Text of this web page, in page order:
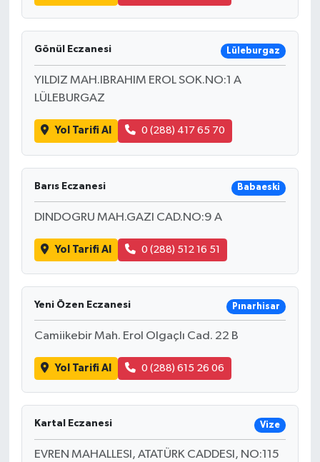
Gönül Eczanesi Lüleburgaz
YILDIZ MAH.IBRAHIM EROL SOK.NO:1 A
LÜLEBURGAZ
Yol Tarifi Al 0 (288) 417 65 70
Barıs Eczanesi Babaeski
DINDOGRU MAH.GAZI CAD.NO:9 A
Yol Tarifi Al 0 (288) 512 16 51
Yeni Özen Eczanesi Pınarhisar
Camiikebir Mah. Erol Olgaçlı Cad. 22 B
Yol Tarifi Al 0 (288) 615 26 06
Kartal Eczanesi Vize
EVREN MAHALLESI, ATATÜRK CADDESI, NO:115